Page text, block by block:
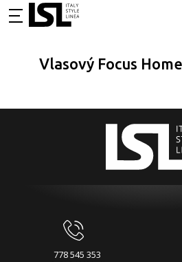
Vlasový Focus
778 545 353